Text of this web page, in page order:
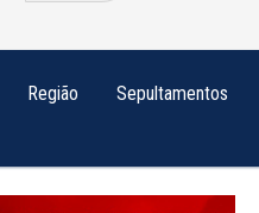
Região Sepultamentos